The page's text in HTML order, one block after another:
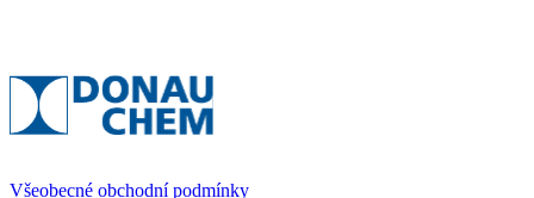
Všeobecné obchodní podmínky